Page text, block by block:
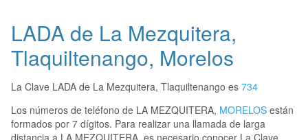
LADA de La Mezquitera,
Tlaquiltenango, Morelos
La Clave LADA de La Mezquitera, Tlaquiltenango es 734
Los números de teléfono de LA MEZQUITERA, MORELOS están
formados por 7 dígitos. Para realizar una llamada de larga